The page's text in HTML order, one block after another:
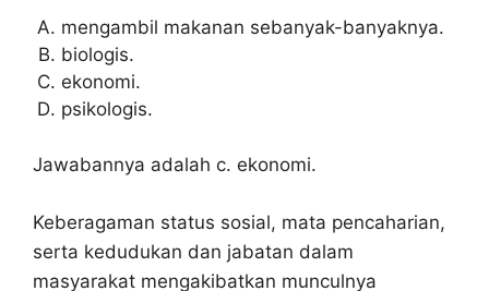
mengambil makanan sebanyak-banyaknya.
biologis.
ekonomi.
psikologis.
Jawabannya adalah c. ekonomi.
Keberagaman status sosial, mata pencaharian,
serta kedudukan dan jabatan dalam
masyarakat mengakibatkan munculnya